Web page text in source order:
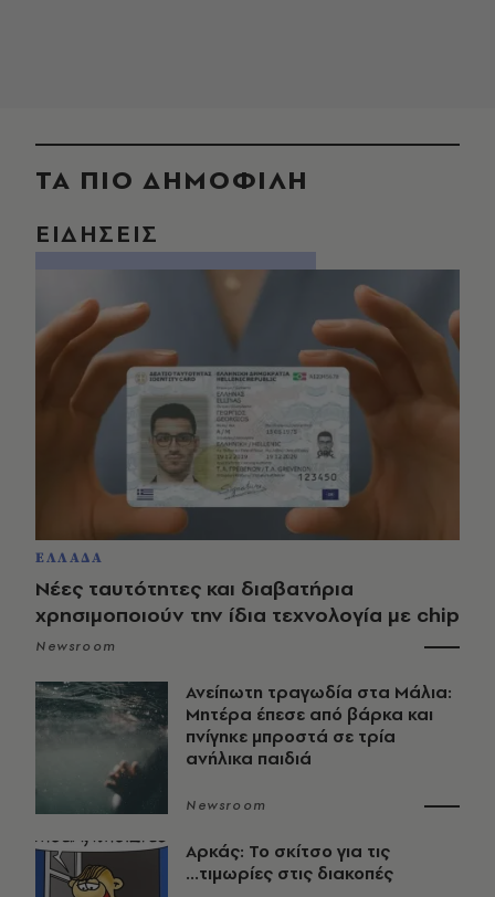
ΤΑ ΠΙΟ ΔΗΜΟΦΙΛΗ
ΕΙΔΗΣΕΙΣ
ΕΛΛΑΔΑ
Νέες ταυτότητες και διαβατήρια
χρησιμοποιούν την ίδια τεχνολογία με chip
Newsroom
Ανείπωτη τραγωδία στα Μάλια:
Μητέρα έπεσε από βάρκα και
πνίγηκε μπροστά σε τρία
ανήλικα παιδιά
Newsroom
Αρκάς: Το σκίτσο για τις
...τιμωρίες στις διακοπές